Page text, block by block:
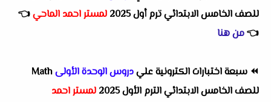
للصف الخامس الابتدائي ترم أول 2025
لمستر احمد الماحي👈
👈من هنا
⏪ سبعة اختبارات الكترونية عليدروس الوحدة الأولىMath
للصف الخامس الابتدائي الترم الأول 2025
لمستر احمد